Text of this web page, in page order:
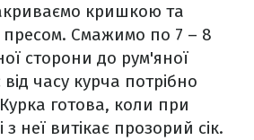
кришкою та
Смажимо по 7 – 8
сторони до рум'яної
часу курча потрібно
готова, коли при
неї витікає прозорий сік.